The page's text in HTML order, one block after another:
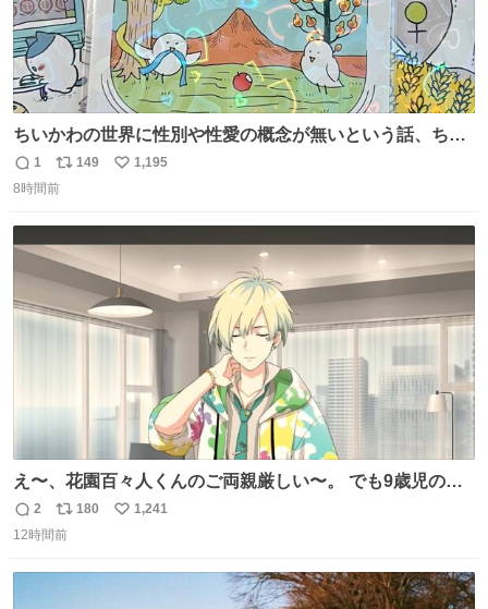
ちいかわの世界に性別や性愛の概念が無いという話、ちい
かわタロットでも恋人・女帝・女教皇あたりは性別を意識
させないように描かれてるんだよね。かなり徹底している
返
信
1
リ
ポ
ト
数
149
い
数
1,195
8時間前
え〜、花園百々人くんのご両親厳しい〜。 でも9歳児の市
原仁奈にここまで「構ってほしい、構ってくれるの？」と
寂しさを極限まで煮詰めた台詞を何気ない日常会話で発言
返
信
2
リ
ポ
180
い
1,241
12時間前